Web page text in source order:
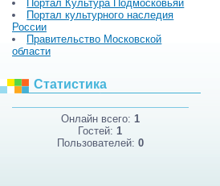
Портал Культура Подмосковьяй
Портал культурного наследия
России
Правительство Московской
области
Статистика
Онлайн всего: 1
Гостей:1
Пользователей: 0